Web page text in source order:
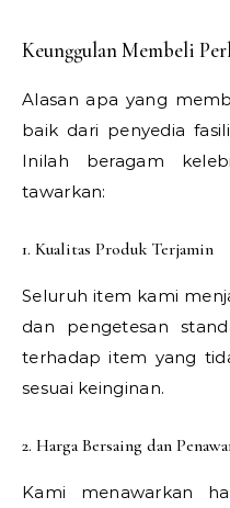
Keunggulan Membeli
Alasan apa yang
baik dari penyedia
Inilah beragam
tawarkan:
1. Kualitas Produk Terjamin
Seluruh item kami
dan pengetesan
terhadap item yang
sesuai keinginan.
2. Harga Bersaing dan
Kami menawarkan